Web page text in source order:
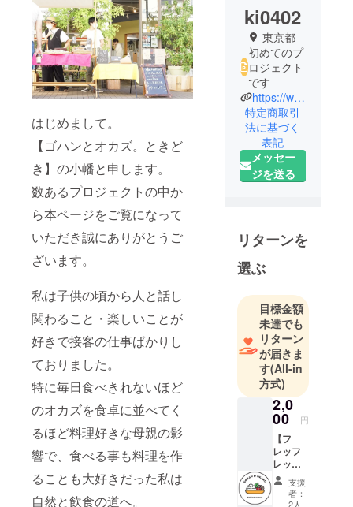
はじめまして。
【ゴハンとオカズ。ときど
き】の小幡と申します。
数あるプロジェクトの中か
ら本ページをご覧になって
いただき誠にありがとうご
ざいます。
私は子供の頃から人と話し
関わること・楽しいことが
好きで接客の仕事ばかりし
ておりました。
特に毎日食べきれないほど
のオカズを食卓に並べてく
るほど料理好きな母親の影
響で、食べる事も料理を作
ることも大好きだった私は
自然と飲食の道へ。
ki0402
東京都
初めてのプ
ロジェクト
です
https://www.instagram.com/gohantookazu_tokidoki/
特定商取引
法に基づく
表記
メッセー
ジを送る
リターンを
選ぶ
目標金額
未達でも
リターン
が届きま
す(All-in
方式)
2,0
00 円
【フ
レッフ
レッ応
援
券！！
支援
者：
2人